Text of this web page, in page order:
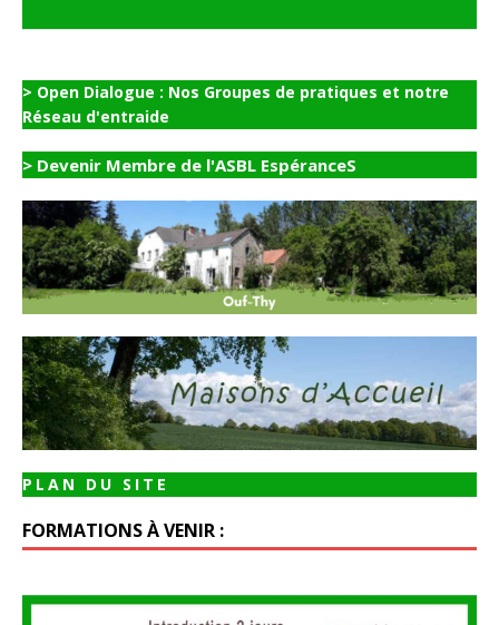
> Open Dialogue : Nos Groupes de pratiques et notre
Réseau d'entraide
> Devenir Membre de l'ASBL EspéranceS
PLAN DU SITE
FORMATIONS À VENIR :